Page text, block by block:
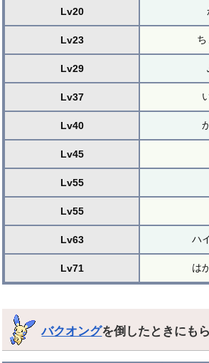
Lv20
Lv23
Lv29
Lv37
Lv40
Lv45
Lv55
Lv55
Lv63 ハ
Lv71 は
バクオングを倒したときにも